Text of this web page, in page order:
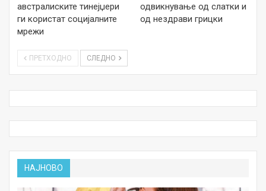
австралиските тинејџери
ги користат социјалните
мрежи
одвикнување од слатки и
од нездрави грицки
ПРЕТХОДНО СЛЕДНО
НАЈНОВО